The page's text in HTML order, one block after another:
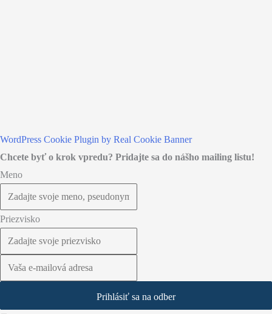
WordPress Cookie Plugin by Real Cookie Banner
Chcete byť o krok vpredu? Pridajte sa do nášho mailing listu!
Meno
Priezvisko
Prihlásiť sa na odber